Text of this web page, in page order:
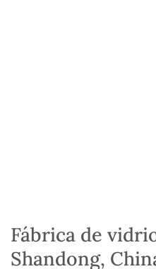
Fábrica de
Shandong,